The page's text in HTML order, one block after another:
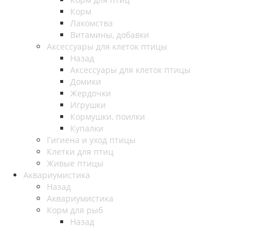
Корм
Лакомства
Витамины, добавки
Аксессуары для клеток птицы
Назад
Аксессуары для клеток птицы
Домики
Жердочки
Игрушки
Кормушки, поилки
Купалки
Гигиена и уход птицы
Клетки для птиц
Живые птицы
Аквариумистика
Назад
Аквариумистика
Корм для рыб
Назад